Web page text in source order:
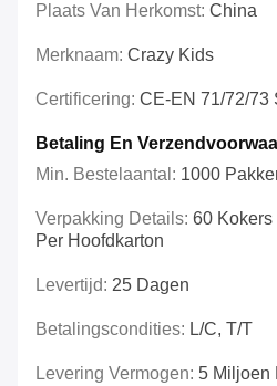
Plaats Van Herkomst: China
Merknaam: Crazy Kids
Certificering: CE-EN 71/72/73
Betaling En
Min. Bestelaantal: 1000
Verpakking Details: 60 Kokers
Per Hoofdkarton
Levertijd: 25 Dagen
Betalingscondities: L/C, T/T
Levering Vermogen: 5 Miljoen